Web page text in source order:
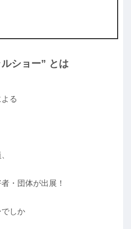
ショー” とは
る
・団体が出展！
しか